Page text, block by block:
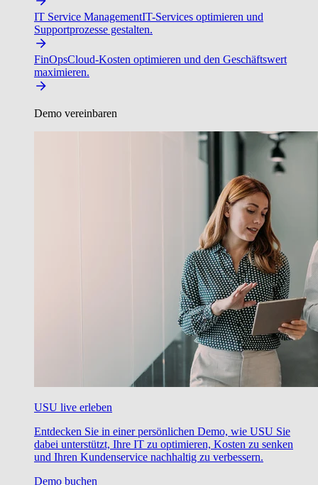
IT Service ManagementIT-Services optimieren und
Supportprozesse gestalten.
FinOpsCloud-Kosten optimieren und den Geschäftswert
maximieren.
Demo vereinbaren
USU live erleben
Entdecken Sie in einer persönlichen Demo, wie USU Sie
dabei unterstützt, Ihre IT zu optimieren, Kosten zu senken
und Ihren Kundenservice nachhaltig zu verbessern.
Demo buchen